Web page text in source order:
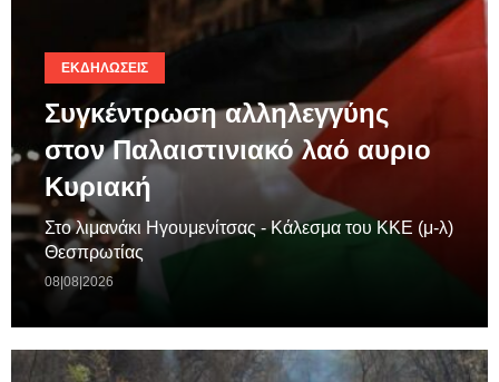
ΕΚΔΗΛΏΣΕΙΣ
Συγκέντρωση αλληλεγγύης
στον Παλαιστινιακό λαό αυριο
Κυριακή
Στο λιμανάκι Ηγουμενίτσας - Κάλεσμα του ΚΚΕ (μ-λ)
Θεσπρωτίας
08|08|2026